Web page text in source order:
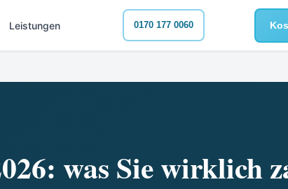
Leistungen 0170 177 0060
was Sie wirklich